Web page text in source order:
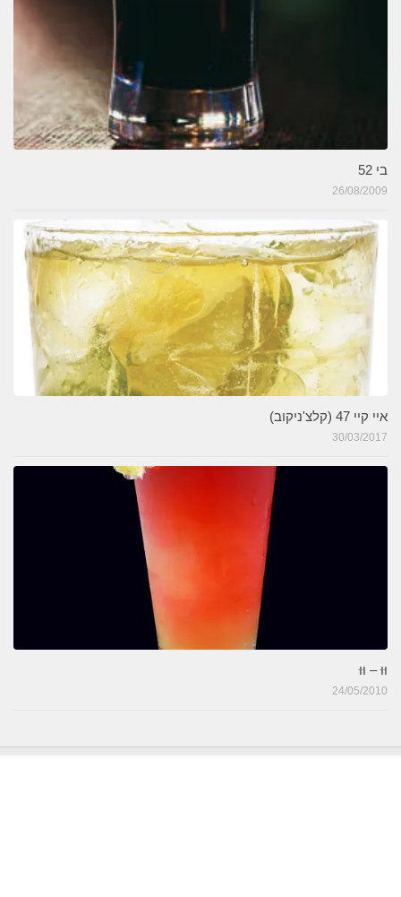
בי 52
26/08/2009
איי קיי 47 (קלצ'ניקוב)
30/03/2017
וּוּ – וּוּ
24/05/2010